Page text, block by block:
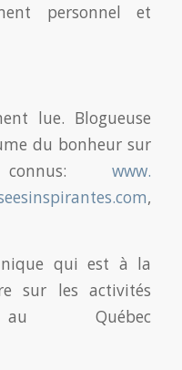
personnel et
lue. Blogueuse
du bonheur sur
www.
,
qui est à la
sur les activités
Québec